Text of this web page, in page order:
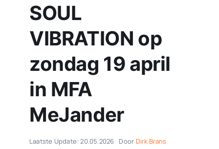
SOUL
VIBRATION op
zondag 19 april
in MFA
MeJander
Laatste Update: 20.05.2026 Door Dirk Brans